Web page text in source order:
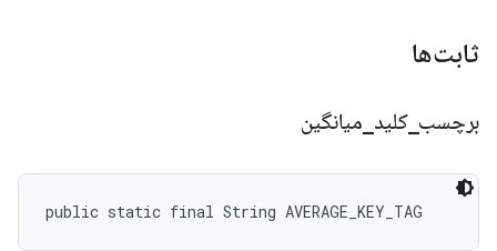
ثابت‌ها
برچسب _کلید میانگین
public static final String AVERAGE_KEY_TAG